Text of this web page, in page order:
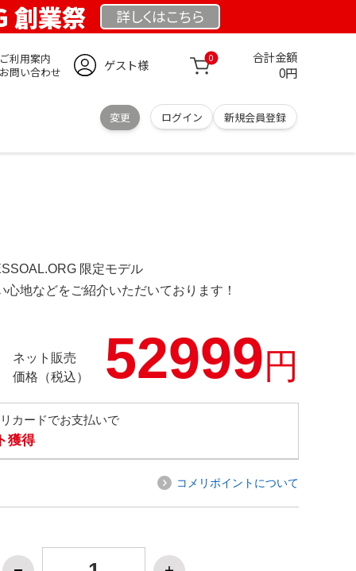
創業祭 詳しくはこちら
利用案内
問い合わせ
ゲスト様 0 合計金額
0円
変更 ログイン 新規会員登録
限定モデル
地などをご紹介いただいております！
ネット販売
価格（税込）
52999円
カードでお支払いで
獲得
コメリポイントについて